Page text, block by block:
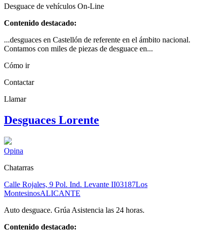
Desguace de vehículos On-Line
Contenido destacado:
...desguaces en Castellón de referente en el ámbito nacional.
Contamos con miles de piezas de desguace en...
Cómo ir
Contactar
Llamar
Desguaces Lorente
Opina
Chatarras
Calle Rojales, 9 Pol. Ind. Levante II03187Los
MontesinosALICANTE
Auto desguace. Grúa Asistencia las 24 horas.
Contenido destacado: